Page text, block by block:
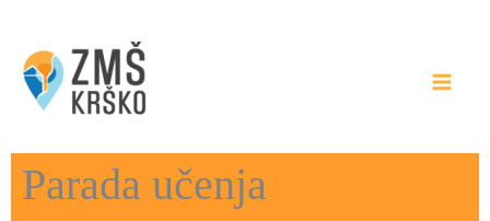
content
Parada učenja